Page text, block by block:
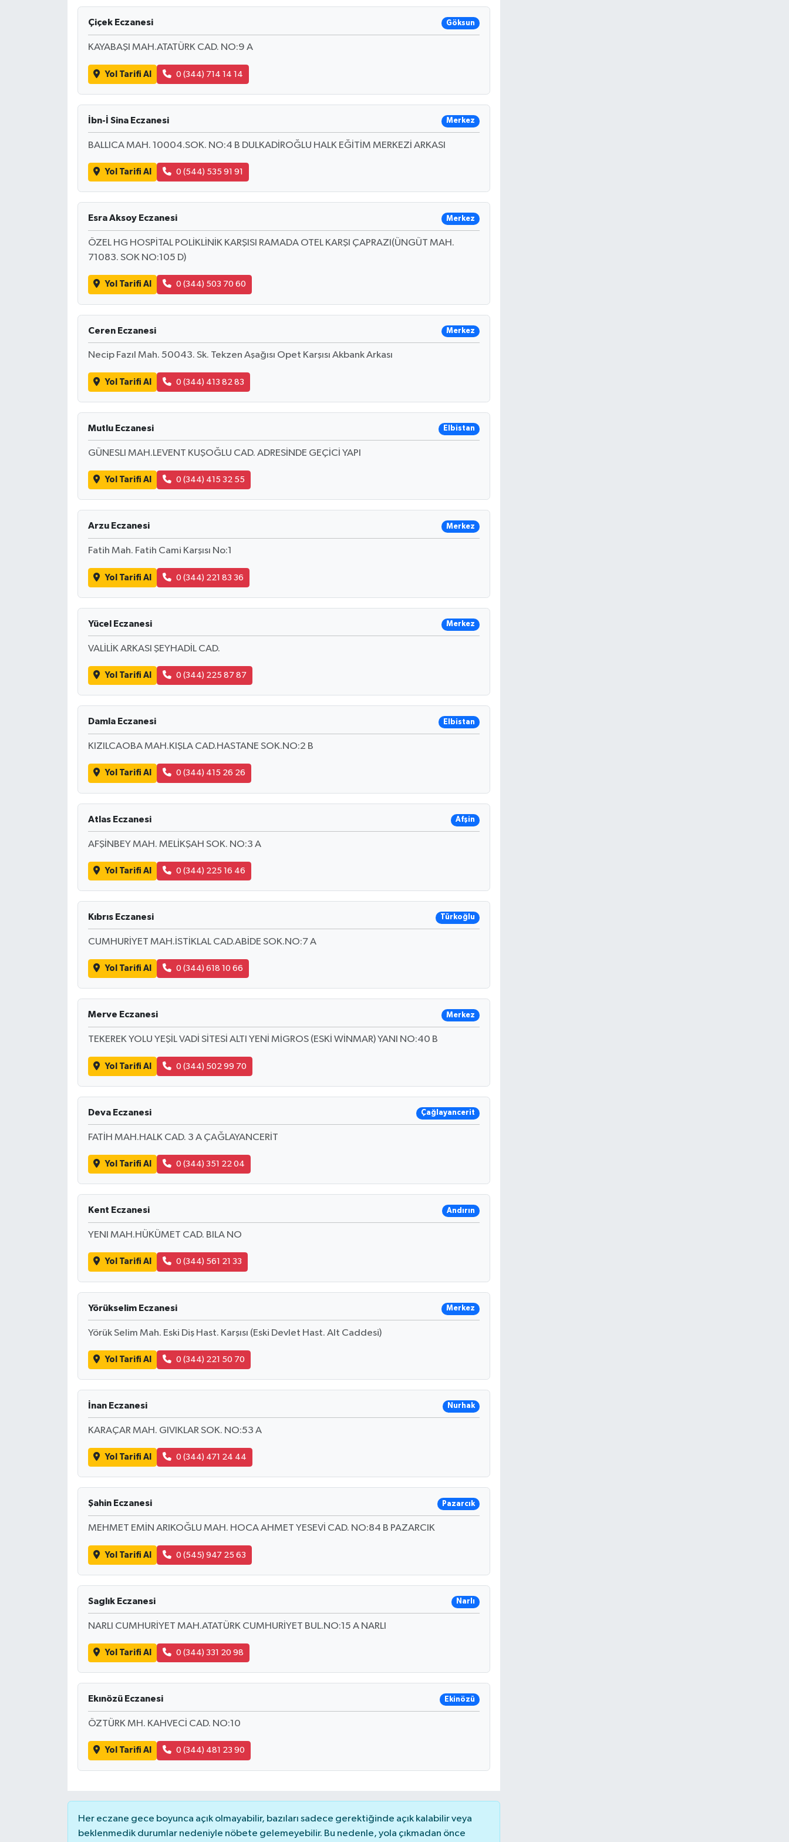
Çiçek Eczanesi Göksun
KAYABAŞI MAH.ATATÜRK CAD. NO:9 A
Yol Tarifi Al 0 (344) 714 14 14
İbn-İ Sina Eczanesi Merkez
BALLICA MAH. 10004.SOK. NO:4 B DULKADİROĞLU HALK EĞİTİM MERKEZİ ARKASI
Yol Tarifi Al 0 (544) 535 91 91
Esra Aksoy Eczanesi Merkez
ÖZEL HG HOSPİTAL POLİKLİNİK KARŞISI RAMADA OTEL KARŞI ÇAPRAZI(ÜNGÜT MAH.
71083. SOK NO:105 D)
Yol Tarifi Al 0 (344) 503 70 60
Ceren Eczanesi Merkez
Necip Fazıl Mah. 50043. Sk. Tekzen Aşağısı Opet Karşısı Akbank Arkası
Yol Tarifi Al 0 (344) 413 82 83
Mutlu Eczanesi Elbistan
GÜNESLI MAH.LEVENT KUŞOĞLU CAD. ADRESİNDE GEÇİCİ YAPI
Yol Tarifi Al 0 (344) 415 32 55
Arzu Eczanesi Merkez
Fatih Mah. Fatih Cami Karşısı No:1
Yol Tarifi Al 0 (344) 221 83 36
Yücel Eczanesi Merkez
VALİLİK ARKASI ŞEYHADİL CAD.
Yol Tarifi Al 0 (344) 225 87 87
Damla Eczanesi Elbistan
KIZILCAOBA MAH.KIŞLA CAD.HASTANE SOK.NO:2 B
Yol Tarifi Al 0 (344) 415 26 26
Atlas Eczanesi Afşin
AFŞİNBEY MAH. MELİKŞAH SOK. NO:3 A
Yol Tarifi Al 0 (344) 225 16 46
Kıbrıs Eczanesi Türkoğlu
CUMHURİYET MAH.İSTİKLAL CAD.ABİDE SOK.NO:7 A
Yol Tarifi Al 0 (344) 618 10 66
Merve Eczanesi Merkez
TEKEREK YOLU YEŞİL VADİ SİTESİ ALTI YENİ MİGROS (ESKİ WİNMAR) YANI NO:40 B
Yol Tarifi Al 0 (344) 502 99 70
Deva Eczanesi Çağlayancerit
FATİH MAH.HALK CAD. 3 A ÇAĞLAYANCERİT
Yol Tarifi Al 0 (344) 351 22 04
Kent Eczanesi Andırın
YENI MAH.HÜKÜMET CAD. BILA NO
Yol Tarifi Al 0 (344) 561 21 33
Yörükselim Eczanesi Merkez
Yörük Selim Mah. Eski Diş Hast. Karşısı (Eski Devlet Hast. Alt Caddesi)
Yol Tarifi Al 0 (344) 221 50 70
İnan Eczanesi Nurhak
KARAÇAR MAH. GIVIKLAR SOK. NO:53 A
Yol Tarifi Al 0 (344) 471 24 44
Şahin Eczanesi Pazarcık
MEHMET EMİN ARIKOĞLU MAH. HOCA AHMET YESEVİ CAD. NO:84 B PAZARCIK
Yol Tarifi Al 0 (545) 947 25 63
Saglık Eczanesi Narlı
NARLI CUMHURİYET MAH.ATATÜRK CUMHURİYET BUL.NO:15 A NARLI
Yol Tarifi Al 0 (344) 331 20 98
Ekınözü Eczanesi Ekinözü
ÖZTÜRK MH. KAHVECİ CAD. NO:10
Yol Tarifi Al 0 (344) 481 23 90
Her eczane gece boyunca açık olmayabilir, bazıları sadece gerektiğinde açık kalabilir veya
beklenmedik durumlar nedeniyle nöbete gelemeyebilir. Bu nedenle, yola çıkmadan önce